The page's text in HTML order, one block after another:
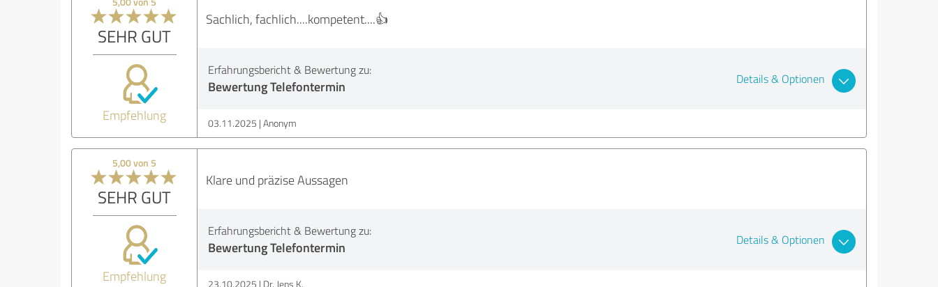
SEHR GUT
Empfehlung
Sachlich, fachlich....kompetent....👍
Erfahrungsbericht & Bewertung zu:
Bewertung Telefontermin Details & Optionen
03.11.2025 Anonym
5,00 von 5
SEHR GUT
Empfehlung
Klare und präzise Aussagen
Erfahrungsbericht & Bewertung zu:
Bewertung Telefontermin Details & Optionen
23.10.2025 Dr. Jens K.